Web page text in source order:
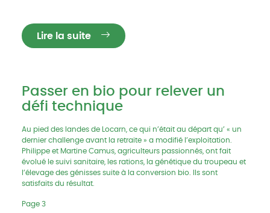
Lire la suite
Passer en bio pour relever un
défi technique
Au pied des landes de Locarn, ce qui n’était au départ qu’ « un
dernier challenge avant la retraite » a modifié l’exploitation.
Philippe et Martine Camus, agriculteurs passionnés, ont fait
évolué le suivi sanitaire, les rations, la génétique du troupeau et
l’élevage des génisses suite à la conversion bio. Ils sont
satisfaits du résultat.
Page 3